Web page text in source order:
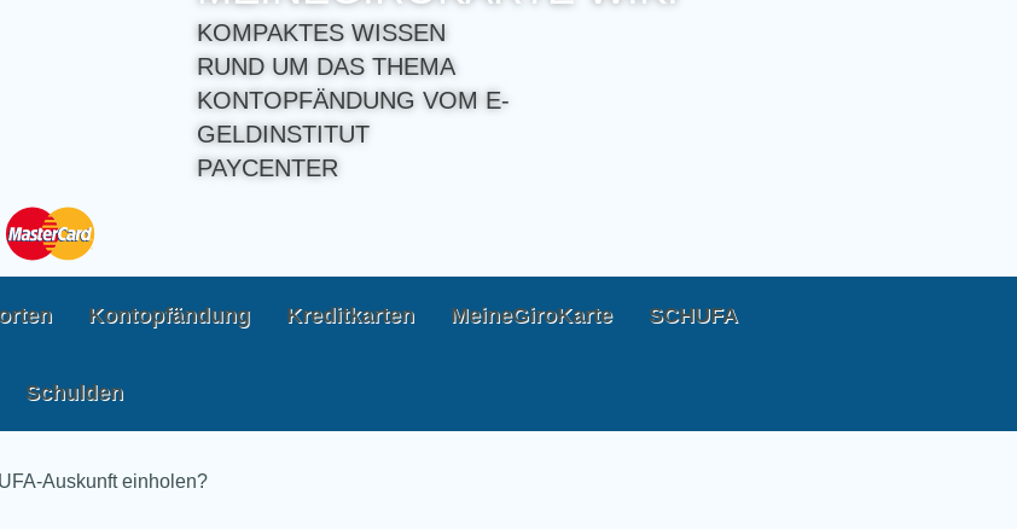
KOMPAKTES WISSEN
RUND UM DAS THEMA
KONTOPFÄNDUNG VOM E-
GELDINSTITUT
PAYCENTER
Kontopfändung Kreditkarten MeineGiroKarte SCHUFA
Schulden
Auskunft einholen?